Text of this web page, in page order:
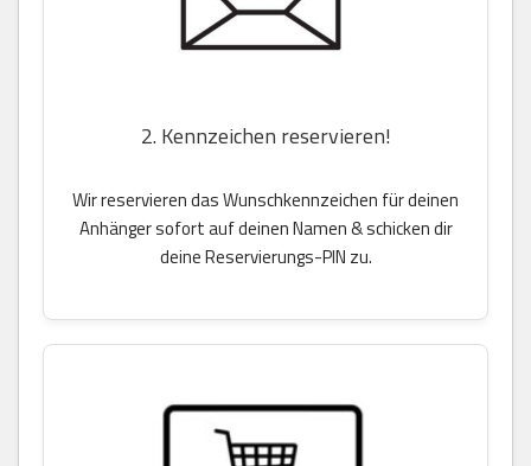
2. Kennzeichen reservieren!
Wir reservieren das Wunschkennzeichen für deinen
Anhänger sofort auf deinen Namen & schicken dir
deine Reservierungs-PIN zu.